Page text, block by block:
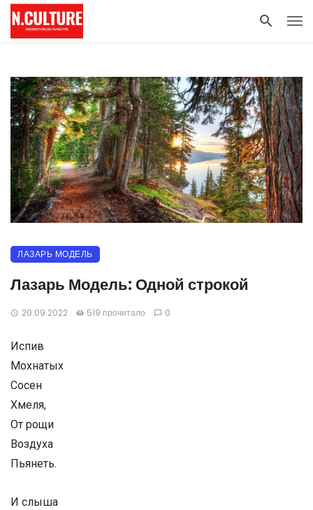
ЛАЗАРЬ МОДЕЛЬ
Лазарь Модель: Одной строкой
20.09.2022 519 прочитало 0
Испив
Мохнатых
Сосен
Хмеля,
От рощи
Воздуха
Пьянеть.
И слыша